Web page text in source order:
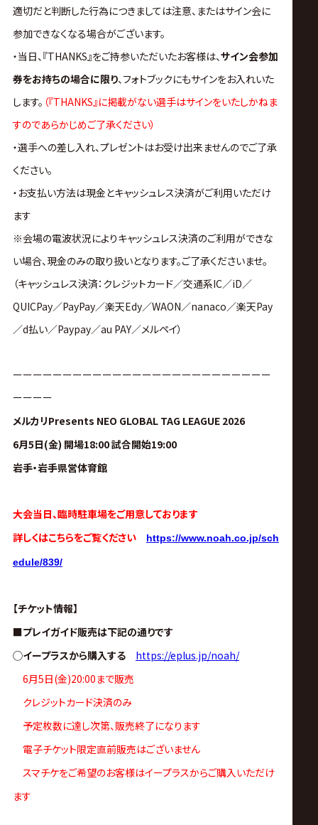
適切だと判断した行為につきましては注意、またはサイン会に
参加できなくなる場合がございます。
・当日、『THANKS』をご持参いただいたお客様は、サイン会参加
券をお持ちの場合に限り、フォトブックにもサインをお入れいた
します。 （『THANKS』に掲載がない選手はサインをいたしかねま
すのであらかじめご了承ください）
・選手への差し入れ、プレゼントはお受け出来ませんのでご了承
ください。
・お支払い方法は現金とキャッシュレス決済がご利用いただけ
ます
※会場の電波状況によりキャッシュレス決済のご利用ができな
い場合、現金のみの取り扱いとなります。ご了承くださいませ。
（キャッシュレス決済：クレジットカード／交通系IC／iD／
QUICPay／PayPay／楽天Edy／WAON／nanaco／楽天Pay
／d払い／Paypay／au PAY／メルペイ）
ーーーーーーーーーーーーーーーーーーーーーーーーーー
ーーーー
メルカリPresents NEO GLOBAL TAG LEAGUE 2026
6月5日(金) 開場18:00 試合開始19:00
岩手・岩手県営体育館
大会当日、臨時駐車場をご用意しております
詳しくはこちらをご覧ください
https://www.noah.co.jp/sch
edule/839/
【チケット情報】
■プレイガイド販売は下記の通りです
◯イープラスから購入する
https://eplus.jp/noah/
6月5日(金)20:00まで販売
クレジットカード決済のみ
予定枚数に達し次第、販売終了になります
電子チケット限定直前販売はございません
スマチケをご希望のお客様はイープラスからご購入いただけ
ます